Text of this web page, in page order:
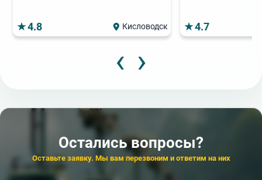
4.8 Кисловодск 4.7
‹ ›
Александр
4.6
Кисловодск
‹ ›
Остались вопросы?
Оставьте заявку. Мы вам перезвоним и ответим на них